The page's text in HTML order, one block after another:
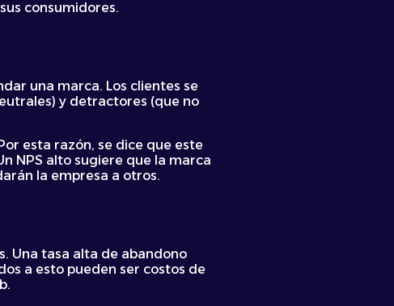
consumidores.
una marca. Los clientes se
y detractores (que no
esta razón, se dice que este
NPS alto sugiere que la marca
la empresa a otros.
Una tasa alta de abandono
a esto pueden ser costos de